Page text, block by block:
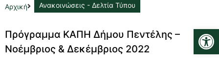
Αρχική Ανακοινώσεις - Δελτία Τύπου
Πρόγραμμα ΚΑΠΗ Δήμου Πεντέλης –
Νοέμβριος & Δεκέμβριος 2022